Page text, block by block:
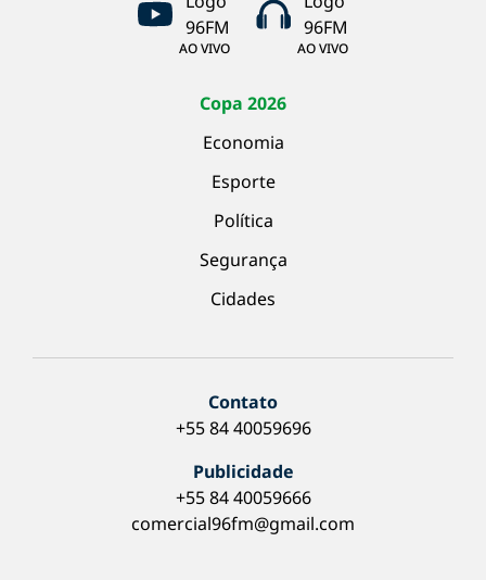
AO VIVO AO VIVO
Copa 2026
Economia
Esporte
Política
Segurança
Cidades
Contato
+55 84 40059696
Publicidade
+55 84 40059666
comercial96fm@gmail.com